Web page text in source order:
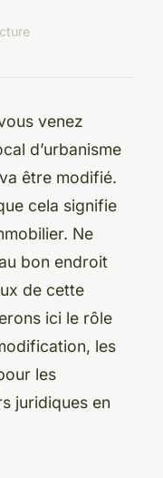
venez
d’urbanisme
être modifié.
cela signifie
Ne
bon endroit
de cette
ici le rôle
les
les
juridiques en